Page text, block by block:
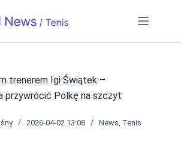
trenerem Igi Świątek –
przywrócić Polkę na szczyt
2026-04-02 13:08 News Tenis